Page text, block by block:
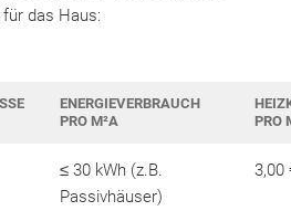
das Haus:
ENERGIEVERBRAUCH
PRO M²A
PRO
≤ 30 kWh (z.B.
Passivhäuser)
3,00